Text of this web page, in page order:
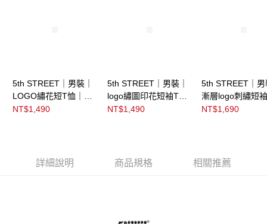
5th STREET｜男裝｜
LOGO繡花短T恤｜黑
色
NT$1,490
5th STREET｜男裝｜
logo繡圖印花短袖T恤
｜嫩綠
NT$1,490
5th STREET｜男
漸層logo刺繡短
｜嫩綠
NT$1,690
詳細說明 商品規格 相關推薦